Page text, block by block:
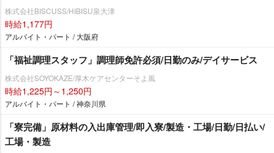
株式会社BISCUSS/HIBISU泉大津
時給1,177円
アルバイト・パート / 大阪府
「福祉調理スタッフ」調理師免許必須/日勤のみ/デイサービス
株式会社SOYOKAZE/厚木ケアセンターそよ風
時給1,225円～1,250円
アルバイト・パート / 神奈川県
「寮完備」原材料の入出庫管理/即入寮/製造・工場/日勤/日払い/
工場・製造